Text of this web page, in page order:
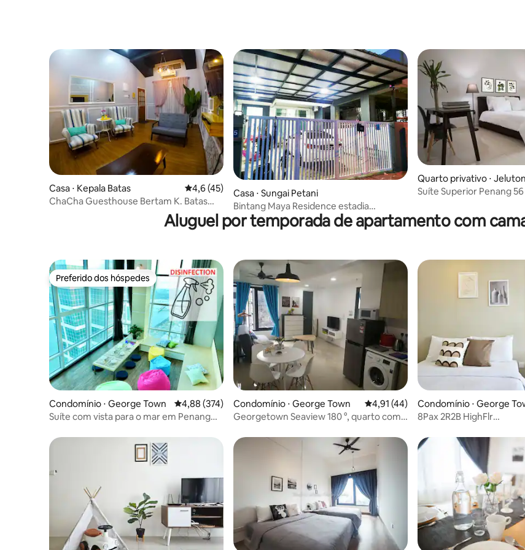
Casa ⋅ Kepala Batas 4,6 de uma avaliação média de 5, 45 avaliações
4,6 (45)
ChaCha Guesthouse Bertam K. Batas
Casa ⋅ Sungai Petani
Bintang Maya Residence estadia
acolhedora e confortável
Quarto privativo ⋅
Suíte Superior Penang
Aluguel por temporada de apartamento com
Preferido dos hóspedes
Preferido dos hóspedes
Condomínio ⋅ George Town 4,88 de uma avaliação média de 5, 374 avaliações
4,88 (374)
Suíte com vista para o mar em Penang
Condomínio ⋅ George Town 4,91 de uma avaliação média de 5, 44
4,91 (44)
Georgetown Seaview 180 °, quarto com
Condomínio ⋅ George
8Pax 2R2B HighFlr
camas de casal, 2 camas
banheiros